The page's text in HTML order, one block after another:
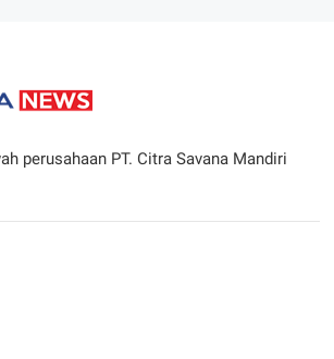
perusahaan PT. Citra Savana Mandiri